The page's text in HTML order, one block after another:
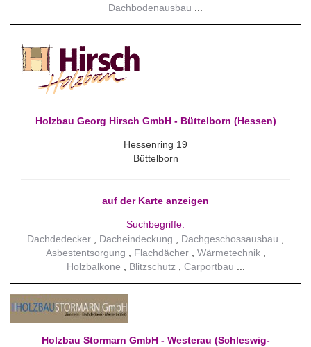
Dachbodenausbau
Holzbau Georg Hirsch GmbH - Büttelborn (Hessen)
Hessenring 19
Büttelborn
auf der Karte anzeigen
Suchbegriffe:
Dachdedecker
Dacheindeckung
Dachgeschossausbau
Asbestentsorgung
Flachdächer
Wärmetechnik
Holzbalkone
Blitzschutz Carportbau
Holzbau Stormarn GmbH - Westerau (Schleswig-